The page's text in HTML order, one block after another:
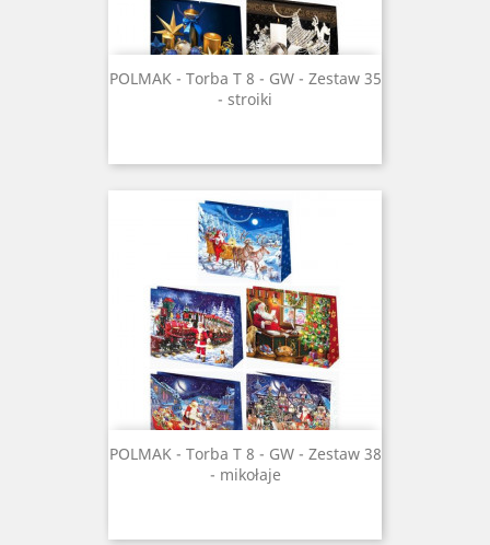
POLMAK - Torba T 8 - GW - Zestaw 35
- stroiki
POLMAK - Torba T 8 - GW - Zestaw 38
- mikołaje